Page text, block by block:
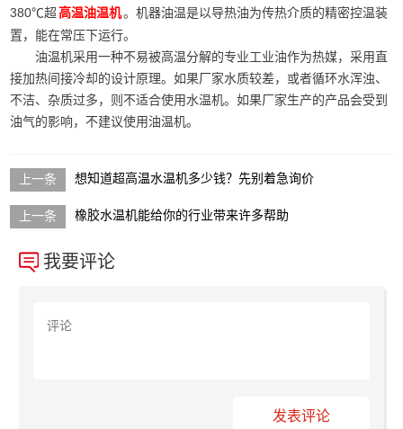
380℃超 高温油温机。机器油温是以导热油为传热介质的精密控温装
置，能在常压下运行。
油温机采用一种不易被高温分解的专业工业油作为热媒，采用直
接加热间接冷却的设计原理。如果厂家水质较差，或者循环水浑浊、
不洁、杂质过多，则不适合使用水温机。如果厂家生产的产品会受到
油气的影响，不建议使用油温机。
想知道超高温水温机多少钱？先别着急询价
橡胶水温机能给你的行业带来许多帮助
我要评论
发表评论